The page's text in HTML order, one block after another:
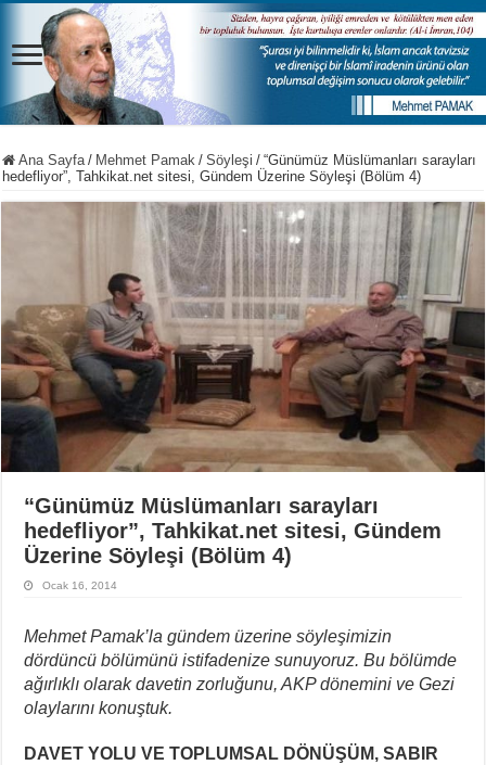
Ana Sayfa / Mehmet Pamak / Söyleşi / “Günümüz Müslümanları sarayları
hedefliyor”, Tahkikat.net sitesi, Gündem Üzerine Söyleşi (Bölüm 4)
“Günümüz Müslümanları sarayları
hedefliyor”, Tahkikat.net sitesi, Gündem
Üzerine Söyleşi (Bölüm 4)
Ocak 16, 2014
Mehmet Pamak’la gündem üzerine söyleşimizin
dördüncü bölümünü istifadenize sunuyoruz. Bu bölümde
ağırlıklı olarak davetin zorluğunu, AKP dönemini ve Gezi
olaylarını konuştuk.
DAVET YOLU VE TOPLUMSAL DÖNÜŞÜM, SABIR